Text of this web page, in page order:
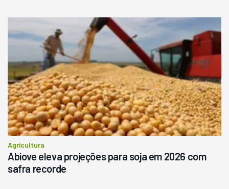
Agricultura
Abiove eleva projeções para soja em 2026 com
safra recorde